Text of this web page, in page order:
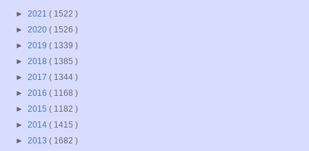
► 2021 ( 1522 )
► 2020 ( 1526 )
► 2019 ( 1339 )
► 2018 ( 1385 )
► 2017 ( 1344 )
► 2016 ( 1168 )
► 2015 ( 1182 )
► 2014 ( 1415 )
► 2013 ( 1682 )